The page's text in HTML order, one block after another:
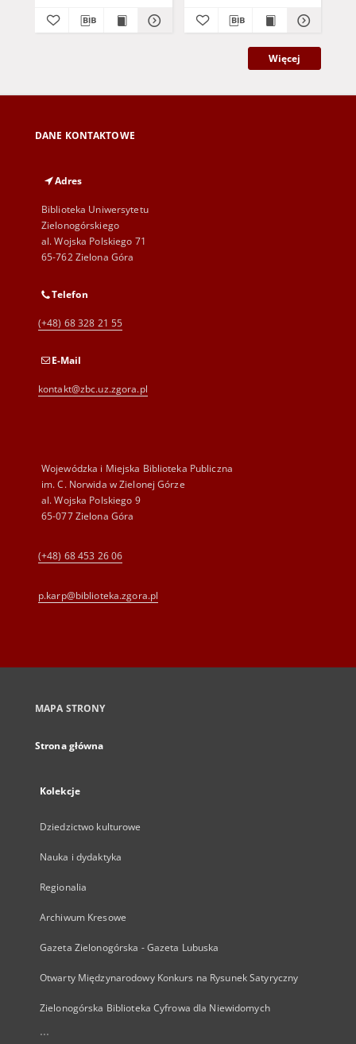
Więcej
DANE KONTAKTOWE
Adres
Biblioteka Uniwersytetu
Zielonogórskiego
al. Wojska Polskiego 71
65-762 Zielona Góra
Telefon
(+48) 68 328 21 55
E-Mail
kontakt@zbc.uz.zgora.pl
Wojewódzka i Miejska Biblioteka Publiczna
im. C. Norwida w Zielonej Górze
al. Wojska Polskiego 9
65-077 Zielona Góra
(+48) 68 453 26 06
p.karp@biblioteka.zgora.pl
MAPA STRONY
Strona główna
Kolekcje
Dziedzictwo kulturowe
Nauka i dydaktyka
Regionalia
Archiwum Kresowe
Gazeta Zielonogórska - Gazeta Lubuska
Otwarty Międzynarodowy Konkurs na Rysunek Satyryczny
Zielonogórska Biblioteka Cyfrowa dla Niewidomych
...